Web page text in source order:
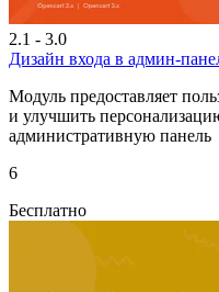
2.1 - 3.0
Дизайн входа в админ-
Модуль предоставляет
и улучшить
административную панель
6
Бесплатно